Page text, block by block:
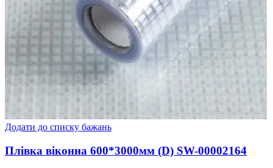
Додати до списку бажань
Плівка віконна 600*3000мм (D) SW-00002164